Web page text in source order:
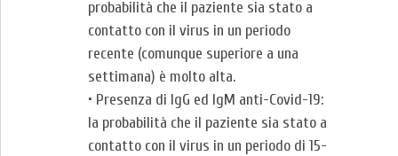
probabilità che il paziente sia stato a
contatto con il virus in un periodo
recente (comunque superiore a una
settimana) è molto alta.
• Presenza di IgG ed IgM anti-Covid-19:
la probabilità che il paziente sia stato a
contatto con il virus in un periodo di 15-